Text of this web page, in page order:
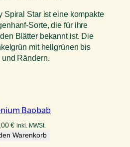
Spiral Star ist eine kompakte
Sorte, die für ihre
Blätter bekannt ist. Die
mit hellgrünen bis
Rändern.
Baobab
€ inkl. MWSt.
Warenkorb